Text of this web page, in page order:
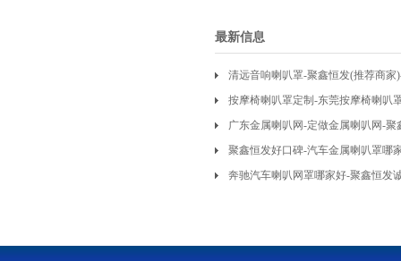
最新信息
清远音响喇叭罩-聚鑫恒发(推荐商家
按摩椅喇叭罩定制-东莞按摩椅喇叭
广东金属喇叭网-定做金属喇叭网-聚
聚鑫恒发好口碑-汽车金属喇叭罩哪
奔驰汽车喇叭网罩哪家好-聚鑫恒发